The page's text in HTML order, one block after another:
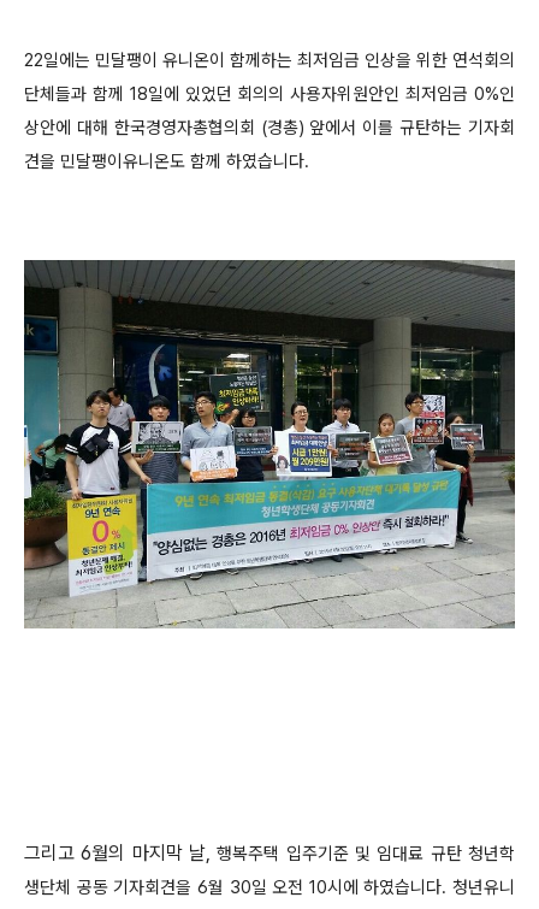
22일에는 민달팽이 유니온이 함께하는 최저임금 인상을 위한 연석회의
단체들과 함께 18일에 있었던 회의의 사용자위원안인 최저임금 0%인
상안에 대해 한국경영자총협의회 (경총) 앞에서 이를 규탄하는 기자회
견을 민달팽이유니온도 함께 하였습니다.
그리고 6월의 마지막 날,행복주택 입주기준 및 임대료 규탄 청년학
생단체 공동 기자회견을 6월 30일 오전 10시에 하였습니다. 청년유니